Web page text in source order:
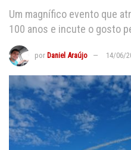
Um magnífico evento que
100 anos e incute o gosto
por Daniel Araújo 14/06/